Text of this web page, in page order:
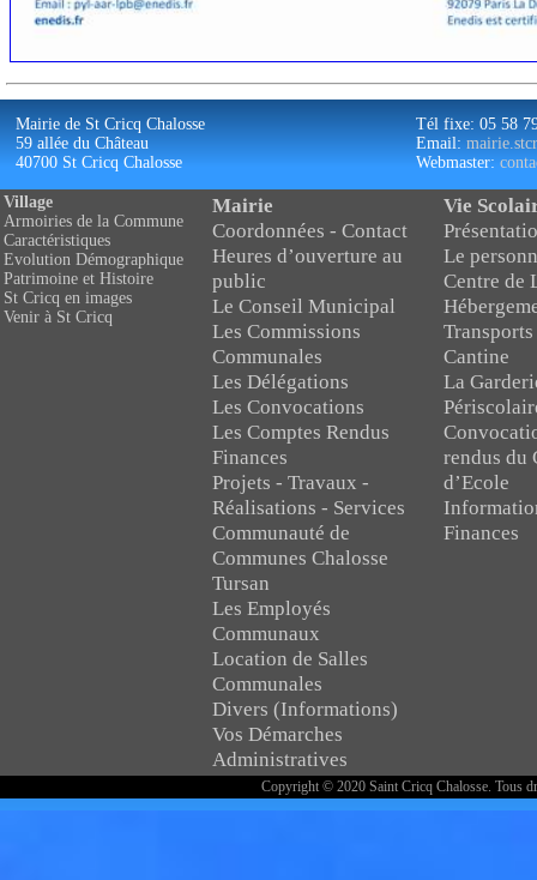
Mairie de St Cricq Chalosse
59 allée du Château
40700 St Cricq Chalosse
Tél fixe: 05 58
Email:
Webmaster:
Village
Armoiries de la Commune
Caractéristiques
Evolution Démographique
Patrimoine et Histoire
St Cricq en images
Venir à St Cricq
Mairie
Coordonnées - Contact
Heures d’ouverture au
public
Le Conseil Municipal
Les Commissions
Communales
Les Délégations
Les Convocations
Les Comptes Rendus
Finances
Projets - Travaux -
Réalisations - Services
Communauté de
Communes Chalosse
Tursan
Les Employés
Communaux
Location de Salles
Communales
Divers (Informations)
Vos Démarches
Administratives
Vie
Le
Centre de
Cantine
La
rendus du
d’Ecole
Finances
Copyright © 2020 Saint Cricq Chalosse. Tous